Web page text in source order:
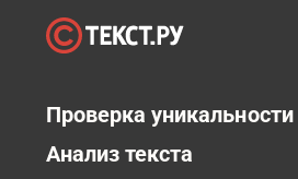
Проверка уникальности
Анализ текста